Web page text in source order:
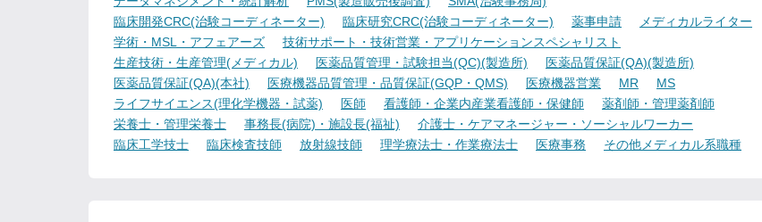
臨床開発CRC(治験コーディネーター)
臨床研究CRC(治験コーディネーター) 薬事申請
メディカルライター
学術・MSL・アフェアーズ
技術サポート・技術営業・アプリケーションスペシャリスト
生産技術・生産管理(メディカル)
医薬品質管理・試験担当(QC)(製造所)
医薬品質保証(QA)(製造所)
医薬品質保証(QA)(本社)
医療機器品質管理・品質保証(GQP・QMS) 医療機器営業 MR
MS
ライフサイエンス(理化学機器・試薬)
医師 看護師・企業内産業看護師・保健師
薬剤師・管理薬剤師
栄養士・管理栄養士
事務長(病院)・施設長(福祉)
介護士・ケアマネージャー・ソーシャルワーカー
臨床工学技士
臨床検査技師 放射線技師 理学療法士・作業療法士 医療事務 その他メディカル系職種